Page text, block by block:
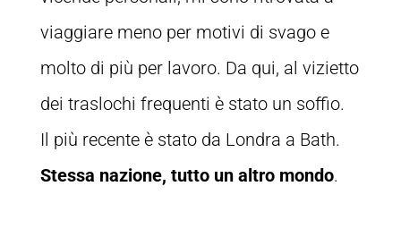
viaggiare meno per motivi di svago e
molto di più per lavoro. Da qui, al vizietto
dei traslochi frequenti è stato un soffio.
Il più recente è stato da Londra a Bath.
Stessa nazione, tutto un altro mondo.